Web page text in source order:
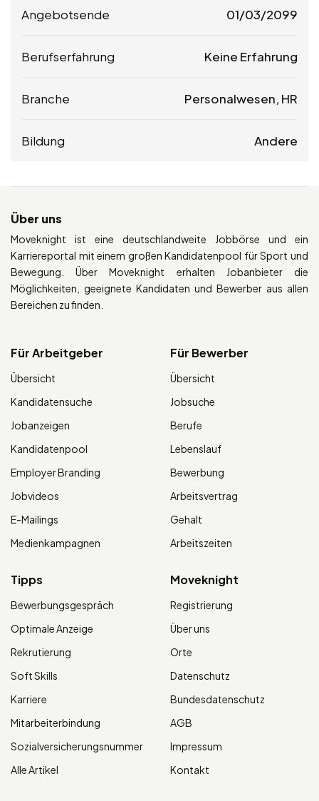
Angebotsende 01/03/2099
Berufserfahrung Keine Erfahrung
Branche Personalwesen, HR
Bildung Andere
Über uns
Moveknight ist eine deutschlandweite Jobbörse und ein
Karriereportal mit einem großen Kandidatenpool für Sport und
Bewegung. Über Moveknight erhalten Jobanbieter die
Möglichkeiten, geeignete Kandidaten und Bewerber aus allen
Bereichen zu finden.
Für Arbeitgeber
Übersicht
Kandidatensuche
Jobanzeigen
Kandidatenpool
Employer Branding
Jobvideos
E-Mailings
Medienkampagnen
Für Bewerber
Übersicht
Jobsuche
Berufe
Lebenslauf
Bewerbung
Arbeitsvertrag
Gehalt
Arbeitszeiten
Tipps
Bewerbungsgespräch
Optimale Anzeige
Rekrutierung
Soft Skills
Karriere
Mitarbeiterbindung
Sozialversicherungsnummer
Alle Artikel
Moveknight
Registrierung
Über uns
Orte
Datenschutz
Bundesdatenschutz
AGB
Impressum
Kontakt